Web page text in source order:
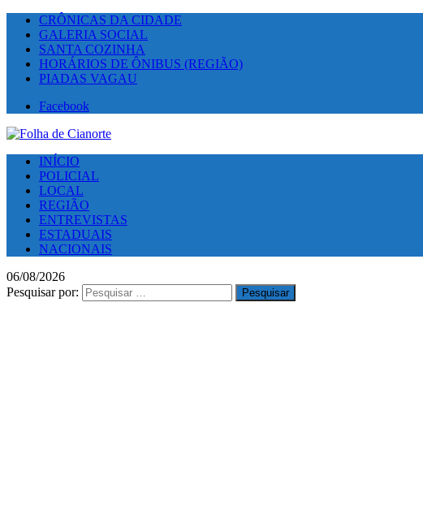
CRÔNICAS DA CIDADE
GALERIA SOCIAL
SANTA COZINHA
HORÁRIOS DE ÔNIBUS (REGIÃO)
PIADAS VAGAU
Facebook
INÍCIO
POLICIAL
LOCAL
REGIÃO
ENTREVISTAS
ESTADUAIS
NACIONAIS
06/08/2026
Pesquisar por: